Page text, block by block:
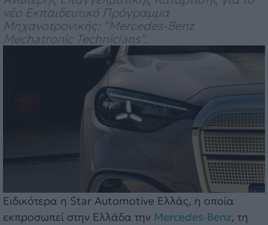
νέο Εκπαιδευτικό Πρόγραμμα
Μηχανοτρονικής: "Mercedes‑Benz
Mechatronic Technicians".
Ειδικότερα η Star Automotive Ελλάς, η οποία
εκπροσωπεί στην Ελλάδα την Mercedes‑Benz, τη